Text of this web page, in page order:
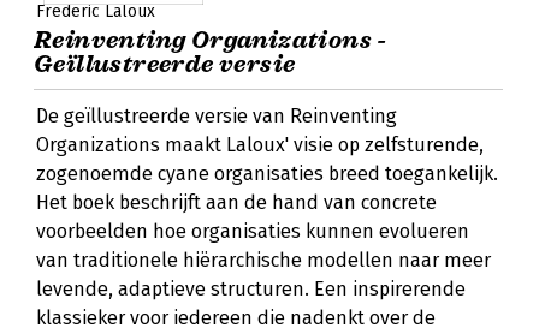
Frederic Laloux
Reinventing Organizations -
Geïllustreerde versie
De geïllustreerde versie van Reinventing
Organizations maakt Laloux' visie op zelfsturende,
zogenoemde cyane organisaties breed toegankelijk.
Het boek beschrijft aan de hand van concrete
voorbeelden hoe organisaties kunnen evolueren
van traditionele hiërarchische modellen naar meer
levende, adaptieve structuren. Een inspirerende
klassieker voor iedereen die nadenkt over de